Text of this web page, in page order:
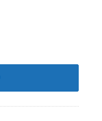
80CN cantidad